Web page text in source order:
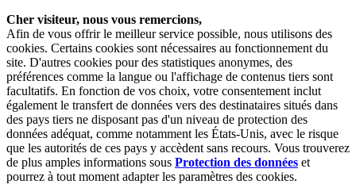
Cher visiteur, nous vous remercions,
Afin de vous offrir le meilleur service possible, nous utilisons des
cookies. Certains cookies sont nécessaires au fonctionnement du
site. D'autres cookies pour des statistiques anonymes, des
préférences comme la langue ou l'affichage de contenus tiers sont
facultatifs. En fonction de vos choix, votre consentement inclut
également le transfert de données vers des destinataires situés dans
des pays tiers ne disposant pas d'un niveau de protection des
données adéquat, comme notamment les États-Unis, avec le risque
que les autorités de ces pays y accèdent sans recours. Vous trouverez
de plus amples informations sous Protection des données et
pourrez à tout moment adapter les paramètres des cookies.